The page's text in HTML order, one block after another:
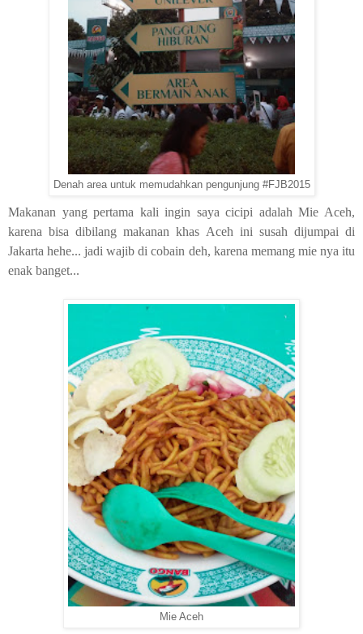
Denah area untuk memudahkan pengunjung #FJB2015
Makanan yang pertama kali ingin saya cicipi adalah Mie Aceh,
karena bisa dibilang makanan khas Aceh ini susah dijumpai di
Jakarta hehe... jadi wajib di cobain deh, karena memang mie nya itu
enak banget...
Mie Aceh